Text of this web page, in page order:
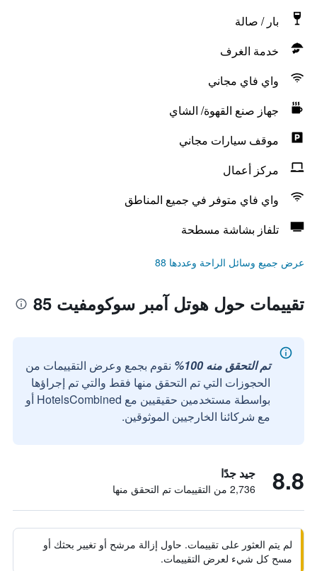
بار / صالة
خدمة الغرف
واي فاي مجاني
جهاز صنع القهوة/ الشاي
موقف سيارات مجاني
مركز أعمال
واي فاي متوفر في جميع المناطق
تلفاز بشاشة مسطحة
عرض جميع وسائل الراحة وعددها 88
تقييمات حول هوتل آمبر سوكومفيت 85
تم التحقق منه 100%
نقوم بجمع وعرض التقييمات من
الحجوزات التي تم التحقق منها فقط والتي تم إجراؤها
بواسطة مستخدمين حقيقيين مع HotelsCombined أو
مع شركائنا الخارجيين الموثوقين.
8.8 جيد جدًا
2,736 من التقييمات تم التحقق منها
لم يتم العثور على تقييمات. حاول إزالة مرشح أو تغيير بحثك أو
مسح كل شيء لعرض التقييمات.